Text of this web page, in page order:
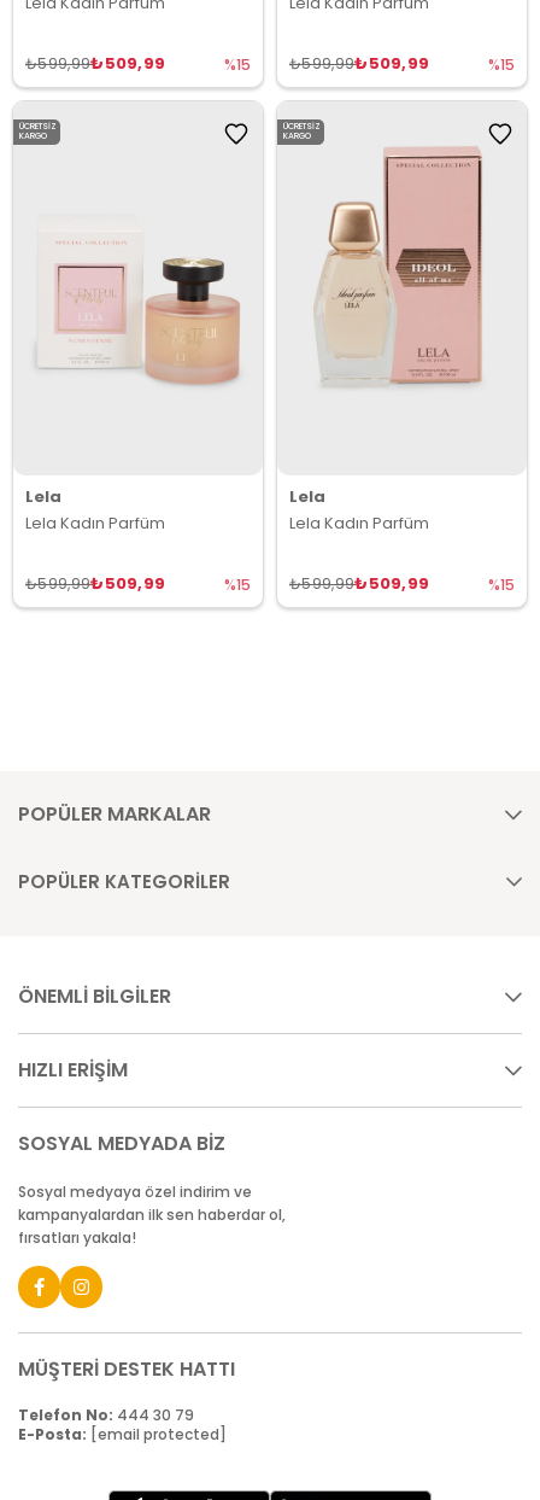
₺509,99
₺599,99 %15 ₺509,99
₺599,99 %15
Lela
Lela Kadın Parfüm
₺509,99
₺599,99 %15
ÜCRETSIZ
KARGO
Lela
Lela Kadın Parfüm
₺509,99
₺599,99 %15
ÜCRETSIZ
KARGO
POPÜLER MARKALAR
POPÜLER KATEGORİLER
ÖNEMLİ BİLGİLER
HIZLI ERİŞİM
SOSYAL MEDYADA BİZ
Sosyal medyaya özel indirim ve
kampanyalardan ilk sen haberdar ol,
fırsatları yakala!
MÜŞTERİ DESTEK HATTI
Telefon No: 444 30 79
E-Posta: [email protected]